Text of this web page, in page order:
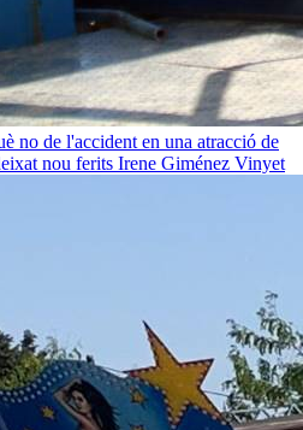
no de l'accident en una atracció de
nou ferits Irene Giménez Vinyet